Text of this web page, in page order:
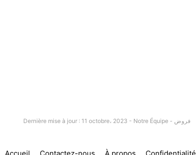
Dernière mise à jour : 11 octobre، 2023 - Notre Équipe - فروض